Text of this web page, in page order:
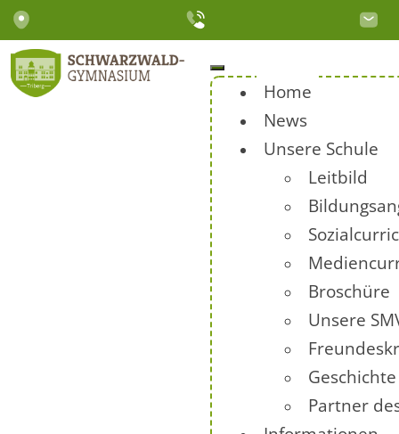
Home
News
Unsere Schule
Leitbild
Broschüre
Unsere
Geschichte
Partner